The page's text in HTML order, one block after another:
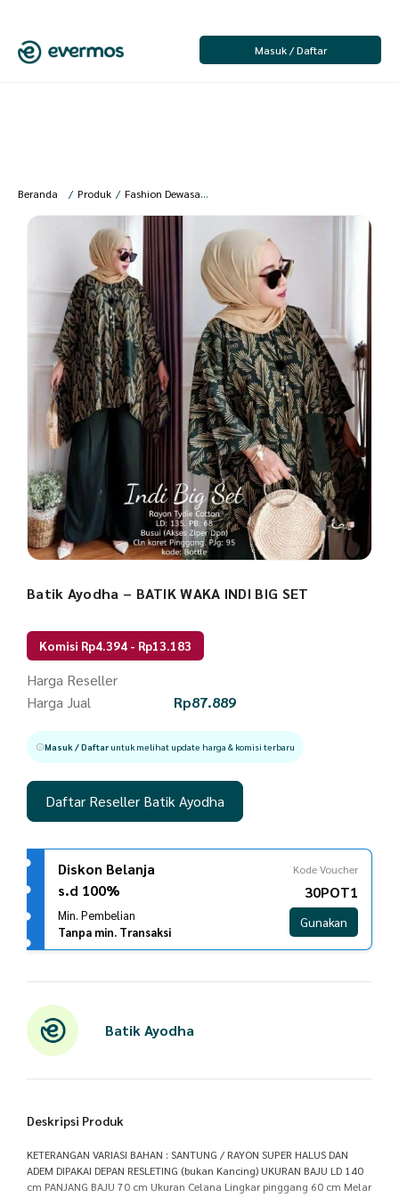
Masuk / Daftar
Beranda / Produk / Fashion Dewasa /
Batik Ayodha – BATIK WAKA INDI BIG SET
Komisi Rp4.394 - Rp13.183
Harga Reseller
Harga Jual
Rp87.889
Masuk / Daftaruntuk melihat update harga & komisi terbaru
Daftar Reseller Batik Ayodha
Diskon Belanja
s.d 100%
Min. Pembelian
Tanpa min. Transaksi
Kode Voucher
30POT1
Gunakan
Batik Ayodha
Deskripsi Produk
KETERANGAN VARIASI BAHAN : SANTUNG / RAYON SUPER HALUS DAN
ADEM DIPAKAI DEPAN RESLETING (bukan Kancing) UKURAN BAJU LD 140
cm PANJANG BAJU 70 cm Ukuran Celana Lingkar pinggang 60 cm Melar